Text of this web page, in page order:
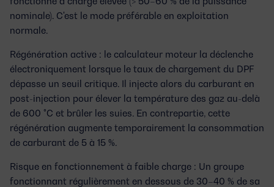
nominale). C'est le mode préférable en exploitation
normale.
Régénération active : le calculateur moteur la déclenche
électroniquement lorsque le taux de chargement du DPF
dépasse un seuil critique. Il injecte alors du carburant en
post-injection pour élever la température des gaz au-delà
de 600 °C et brûler les suies. En contrepartie, cette
régénération augmente temporairement la consommation
de carburant de 5 à 15 %.
Risque en fonctionnement à faible charge : Un groupe
fonctionnant régulièrement en dessous de 30–40 % de sa